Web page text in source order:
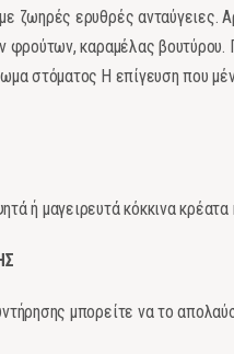
ζωηρές ερυθρές ανταύγειες.
φρούτων, καραμέλας βουτύρου.
στόματος Η επίγευση που
ή μαγειρευτά κόκκινα κρέατα
μπορείτε να το